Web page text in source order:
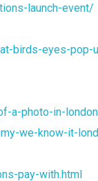
launch-event/
birds-eyes-pop-
photo-in-
we-know-it-
pay-with.html